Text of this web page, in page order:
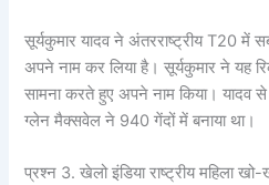
सूर्यकुमार यादव ने अंतरराष्ट्रीय T20 में
अपने नाम कर लिया है। सूर्यकुमार ने यह
सामना करते हुए अपने नाम किया। यादव
ग्लेन मैक्सवेल ने 940 गेंदों में बनाया था।
प्रश्न 3. खेलो इंडिया राष्ट्रीय महिला खो-